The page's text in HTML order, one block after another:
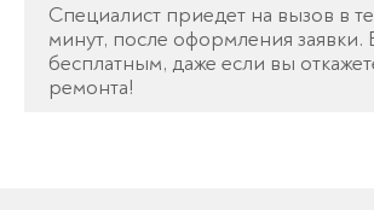
Специалист приедет на вызов в
минут, после оформления заявки.
бесплатным, даже если вы
ремонта!
Спасибо!